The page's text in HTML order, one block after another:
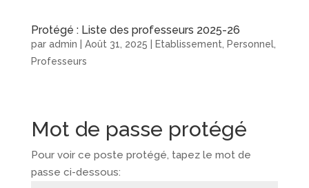
Protégé : Liste des professeurs 2025-26
par admin Août 31, 2025 Etablissement Personnel,
Professeurs
Mot de passe protégé
Pour voir ce poste protégé, tapez le mot de
passe ci-dessous: